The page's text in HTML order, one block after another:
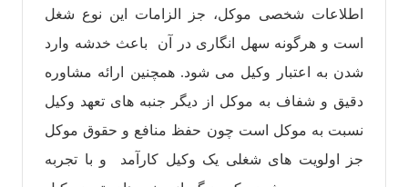
اطلاعات شخصی موکل، جز الزامات این نوع شغل
است و هرگونه سهل انگاری در آن باعث خدشه وارد
شدن به اعتبار وکیل می شود. همچنین ارائه مشاوره
دقیق و شفاف به موکل از دیگر جنبه های تعهد وکیل
نسبت به موکل است چون حفظ منافع و حقوق موکل
جز اولویت های شغلی یک وکیل کارآمد و با تجربه